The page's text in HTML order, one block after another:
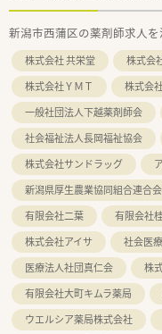
新潟市西蒲区の薬剤師求人
株式会社 共栄堂 株式会
株式会社ＹＭＴ
株式会
一般社団法人下越薬剤師会
社会福祉法人長岡福祉協会
株式会社サンドラッグ
新潟県厚生農業協同組合連合会
有限会社二葉
有限会社
株式会社アイサ
社会医
医療法人社団真仁会
株
有限会社大町キムラ薬局
ウエルシア薬局株式会社